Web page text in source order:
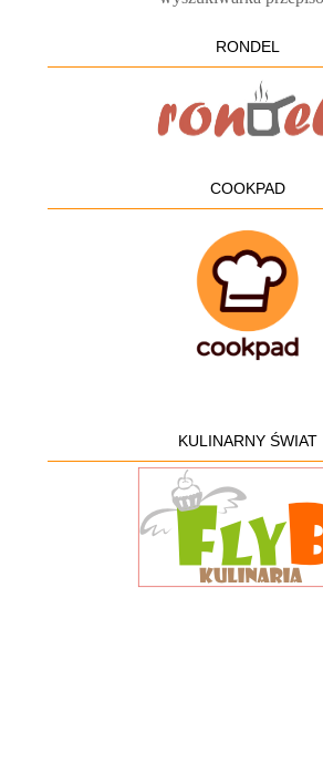
RONDEL
COOKPAD
KULINARNY ŚWIAT